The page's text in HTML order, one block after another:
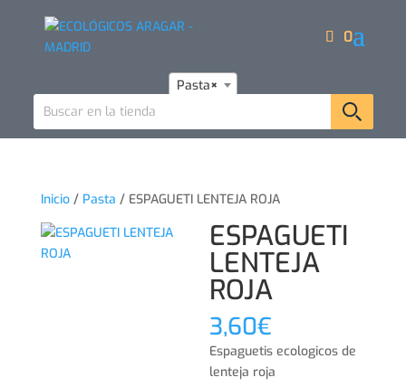
0
×
Pasta
Inicio/ Pasta / ESPAGUETI LENTEJA ROJA
ESPAGUETI
LENTEJA
ROJA
3,60€
Espaguetis ecologicos de
lenteja roja